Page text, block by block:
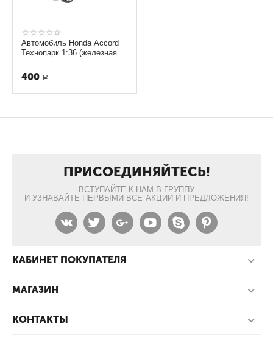
Автомобиль Honda Accord
Технопарк 1:36 (железная
400 Р
ПРИСОЕДИНЯЙТЕСЬ!
ВСТУПАЙТЕ К НАМ В ГРУППУ
И УЗНАВАЙТЕ ПЕРВЫМИ ВСЕ АКЦИИ И ПРЕДЛОЖЕНИЯ!
КАБИНЕТ ПОКУПАТЕЛЯ
МАГАЗИН
КОНТАКТЫ